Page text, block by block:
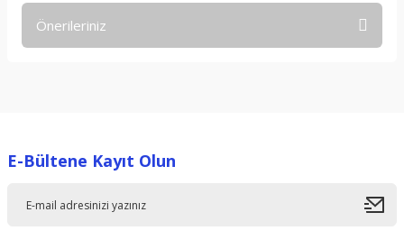
Önerileriniz
Ürün resmi kalitesiz, bozuk veya görüntülenemiyor.
E-Bültene Kayıt Olun